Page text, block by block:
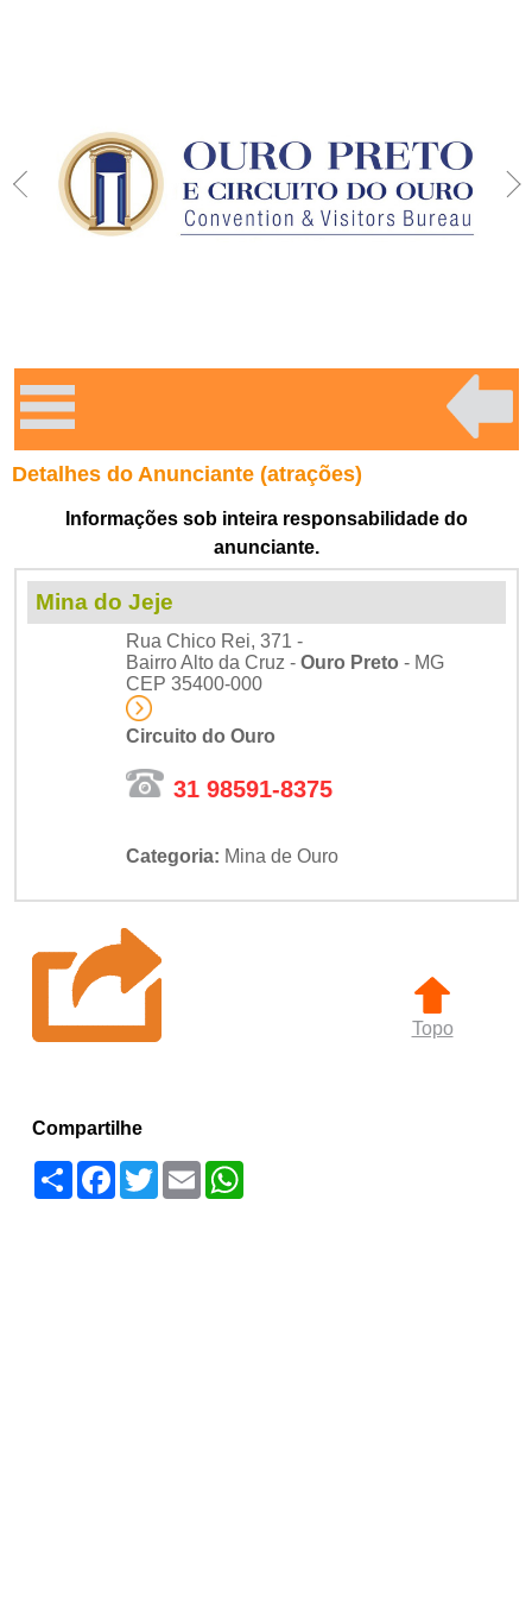
Detalhes do Anunciante (atrações)
Informações sob inteira responsabilidade do
anunciante.
Mina do Jeje
Rua Chico Rei, 371 -
Bairro Alto da Cruz - Ouro Preto - MG
CEP 35400-000
Circuito do Ouro
31 98591-8375
Categoria: Mina de Ouro
Topo
Compartilhe
Compartilhar
Facebook
TwitterEmailWhatsApp